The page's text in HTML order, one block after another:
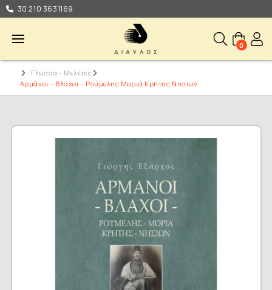
30 210 3631169
0
Γλώσσα - Μελέτες
Αρμάνοι - Βλάχοι - Ρούμελης Μοριά Κρήτης Νησιών